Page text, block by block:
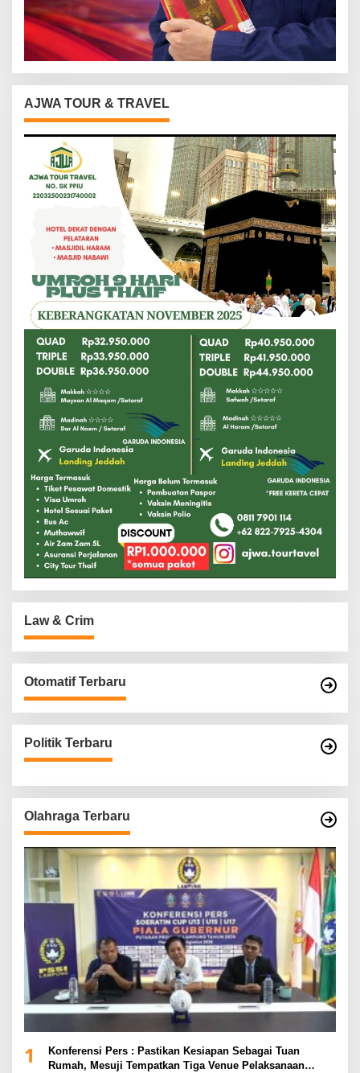
AJWA TOUR & TRAVEL
Law & Crim
Otomatif Terbaru
Politik Terbaru
Olahraga Terbaru
1
Konferensi Pers : Pastikan Kesiapan Sebagai Tuan
Rumah, Mesuji Tempatkan Tiga Venue Pelaksanaan